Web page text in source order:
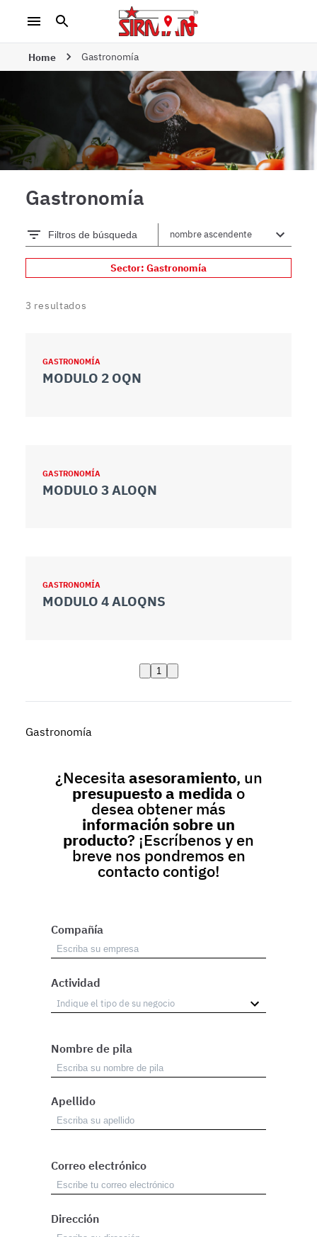
Home Gastronomía
Gastronomía
Filtros de búsqueda
Sector: Gastronomía
3 resultados
GASTRONOMÍA
MODULO 2 OQN
GASTRONOMÍA
MODULO 3 ALOQN
GASTRONOMÍA
MODULO 4 ALOQNS
1
Gastronomía
¿Necesitaasesoramiento, un
presupuesto a medida o
desea obtener más
información sobre un
producto? ¡Escríbenos y en
breve nos pondremos en
contacto contigo!
Compañía
Actividad
Nombre de pila
Apellido
Correo electrónico
Dirección